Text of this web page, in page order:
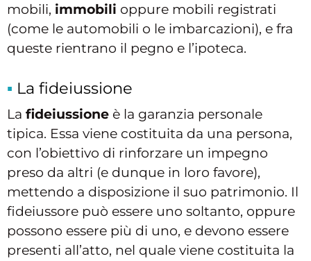
mobili, immobili oppure mobili registrati
(come le automobili o le imbarcazioni), e fra
queste rientrano il pegno e l’ipoteca.
La fideiussione
La fideiussione è la garanzia personale
tipica. Essa viene costituita da una persona,
con l’obiettivo di rinforzare un impegno
preso da altri (e dunque in loro favore),
mettendo a disposizione il suo patrimonio. Il
fideiussore può essere uno soltanto, oppure
possono essere più di uno, e devono essere
presenti all’atto, nel quale viene costituita la